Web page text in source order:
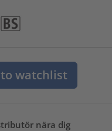
watchlist
nära dig